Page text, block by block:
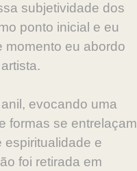
subjetividade dos
ponto inicial e eu
momento eu abordo
evocando uma
formas se entrelaçam
espiritualidade e
foi retirada em